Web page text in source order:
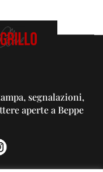
segnalazioni,
aperte a Beppe